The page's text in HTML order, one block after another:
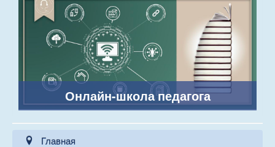
Онлайн-школа педагога
Главная